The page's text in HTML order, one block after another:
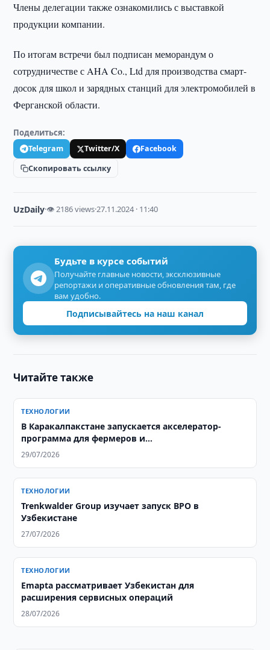
Члены делегации также ознакомились с выставкой
продукции компании.
По итогам встречи был подписан меморандум о
сотрудничестве с AHA Co., Ltd для производства смарт-
досок для школ и зарядных станций для электромобилей в
Ферганской области.
Поделиться:
Telegram Twitter/X
Facebook
Скопировать ссылку
UzDaily·👁 2186 views·27.11.2024 · 11:40
Будьте в курсе событий
Получайте главные новости, эксклюзивные
репортажи и оперативные обновления там, где
вам удобно.
Подписывайтесь на наш канал
Читайте также
ТЕХНОЛОГИИ
В Каракалпакстане запускается акселератор-
программа для фермеров и
агропредпринимателей
29/07/2026
ТЕХНОЛОГИИ
Trenkwalder Group изучает запуск BPO в
Узбекистане
27/07/2026
ТЕХНОЛОГИИ
Emapta рассматривает Узбекистан для
расширения сервисных операций
28/07/2026